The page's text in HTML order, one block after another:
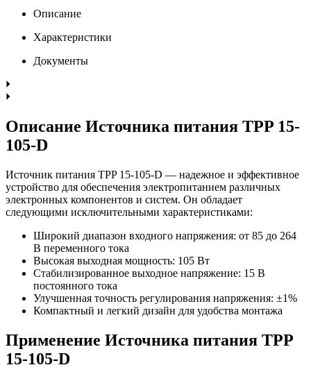
Описание
Характеристики
Документы
Описание Источника питания TPP 15-
105-D
Источник питания TPP 15-105-D — надежное и эффективное
устройство для обеспечения электропитанием различных
электронных компонентов и систем. Он обладает
следующими исключительными характеристиками:
Широкий диапазон входного напряжения: от 85 до 264
В переменного тока
Высокая выходная мощность: 105 Вт
Стабилизированное выходное напряжение: 15 В
постоянного тока
Улучшенная точность регулирования напряжения: ±1%
Компактный и легкий дизайн для удобства монтажа
Применение Источника питания TPP
15-105-D